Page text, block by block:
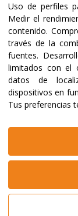
Uso de perfiles
Medir el
contenido.
través de la
fuentes.
limitados con el
datos de
dispositivos en
Tus preferencias